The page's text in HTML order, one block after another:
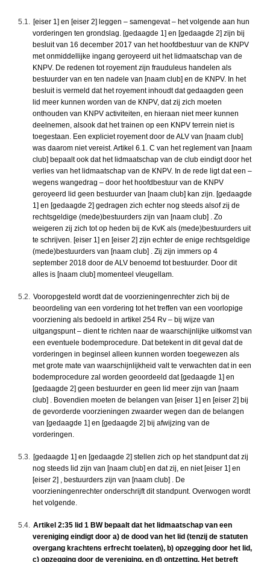
5.1. [eiser 1] en [eiser 2] leggen – samengevat – het volgende aan hun
vorderingen ten grondslag. [gedaagde 1] en [gedaagde 2] zijn bij
besluit van 16 december 2017 van het hoofdbestuur van de KNPV
met onmiddellijke ingang geroyeerd uit het lidmaatschap van de
KNPV. De redenen tot royement zijn frauduleus handelen als
bestuurder van en ten nadele van [naam club] en de KNPV. In het
besluit is vermeld dat het royement inhoudt dat gedaagden geen
lid meer kunnen worden van de KNPV, dat zij zich moeten
onthouden van KNPV activiteiten, en hieraan niet meer kunnen
deelnemen, alsook dat het trainen op een KNPV terrein niet is
toegestaan. Een expliciet royement door de ALV van [naam club]
was daarom niet vereist. Artikel 6.1. C van het reglement van [naam
club] bepaalt ook dat het lidmaatschap van de club eindigt door het
verlies van het lidmaatschap van de KNPV. In de rede ligt dat een –
wegens wangedrag – door het hoofdbestuur van de KNPV
geroyeerd lid geen bestuurder van [naam club] kan zijn. [gedaagde
1] en [gedaagde 2] gedragen zich echter nog steeds alsof zij de
rechtsgeldige (mede)bestuurders zijn van [naam club] . Zo
weigeren zij zich tot op heden bij de KvK als (mede)bestuurders uit
te schrijven. [eiser 1] en [eiser 2] zijn echter de enige rechtsgeldige
(mede)bestuurders van [naam club] . Zij zijn immers op 4
september 2018 door de ALV benoemd tot bestuurder. Door dit
alles is [naam club] momenteel vleugellam.
5.2. Vooropgesteld wordt dat de voorzieningenrechter zich bij de
beoordeling van een vordering tot het treffen van een voorlopige
voorziening als bedoeld in artikel 254 Rv – bij wijze van
uitgangspunt – dient te richten naar de waarschijnlijke uitkomst van
een eventuele bodemprocedure. Dat betekent in dit geval dat de
vorderingen in beginsel alleen kunnen worden toegewezen als
met grote mate van waarschijnlijkheid valt te verwachten dat in een
bodemprocedure zal worden geoordeeld dat [gedaagde 1] en
[gedaagde 2] geen bestuurder en geen lid meer zijn van [naam
club] . Bovendien moeten de belangen van [eiser 1] en [eiser 2] bij
de gevorderde voorzieningen zwaarder wegen dan de belangen
van [gedaagde 1] en [gedaagde 2] bij afwijzing van de
vorderingen.
5.3. [gedaagde 1] en [gedaagde 2] stellen zich op het standpunt dat zij
nog steeds lid zijn van [naam club] en dat zij, en niet [eiser 1] en
[eiser 2] , bestuurders zijn van [naam club] . De
voorzieningenrechter onderschrijft dit standpunt. Overwogen wordt
het volgende.
5.4. Artikel 2:35 lid 1 BW bepaalt dat het lidmaatschap van een
vereniging eindigt door a) de dood van het lid (tenzij de statuten
overgang krachtens erfrecht toelaten), b) opzegging door het lid,
c) opzegging door de vereniging, en d) ontzetting. Het betreft